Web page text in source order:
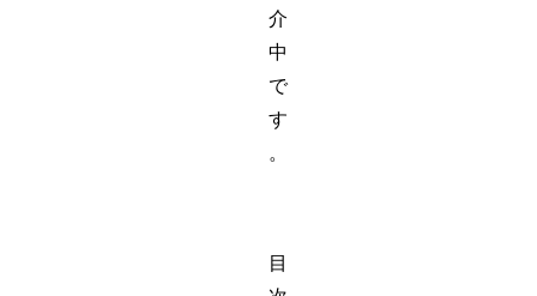
介
中
で
す
。
目